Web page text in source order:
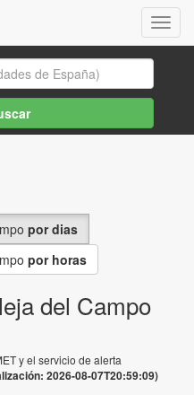
Menu
por dias
por horas
del Campo
y el servicio de alerta
2026-08-07T20:59:09)